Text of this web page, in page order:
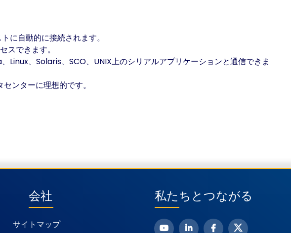
に自動的に接続されます。
できます。
、Solaris、SCO、UNIX上のシリアルアプリケーションと通信できま
ンターに理想的です。
会社
サイトマップ
私たちとつながる